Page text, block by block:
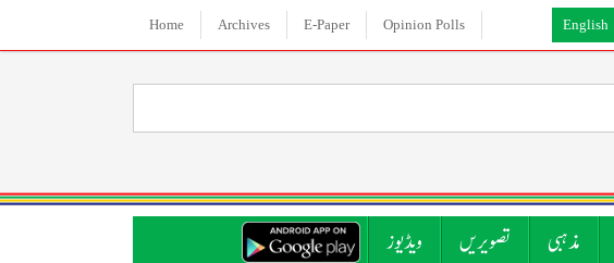
English
Home Archives E-Paper Opinion Polls
مذہبی تصویریں ویڈیوز